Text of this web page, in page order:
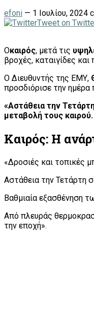
efoni — 1 Ιουλίου, 2024
Tweet on
Οκαιρός, μετά τις
βροχές, καταιγίδες
Ο Διευθυντής της ΕΜΥ,
προσδιόρισε την
«Αστάθεια την
μεταβολή τους καιρού.
Καιρός: Η
«Δροσιές και τοπικές
Αστάθεια την Τετάρτη
Βαθμιαία εξασθένηση
Από πλευράς
την εποχή».